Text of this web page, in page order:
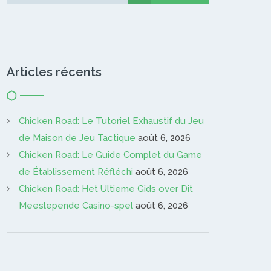
Articles récents
Chicken Road: Le Tutoriel Exhaustif du Jeu
de Maison de Jeu Tactique août 6, 2026
Chicken Road: Le Guide Complet du Game
de Établissement Réfléchi août 6, 2026
Chicken Road: Het Ultieme Gids over Dit
Meeslepende Casino-spel août 6, 2026